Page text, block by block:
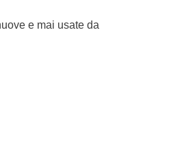
e mai usate da